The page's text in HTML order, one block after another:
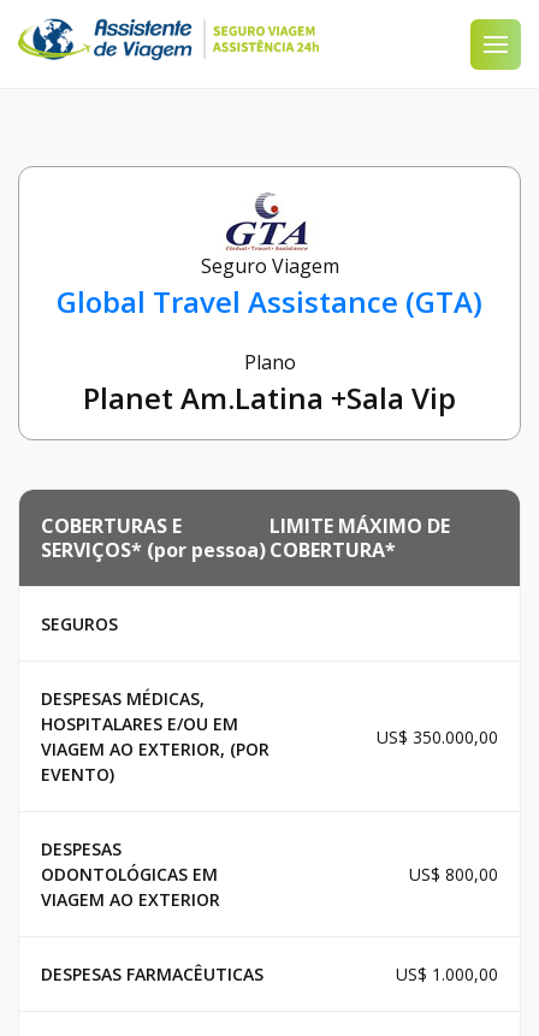
Seguro Viagem
Global Travel Assistance (GTA)
Plano
Planet Am.Latina +Sala Vip
COBERTURAS E
SERVIÇOS* (por pessoa)
LIMITE MÁXIMO DE
COBERTURA*
SEGUROS
DESPESAS MÉDICAS,
HOSPITALARES E/OU EM
VIAGEM AO EXTERIOR, (POR
EVENTO)
US$ 350.000,00
DESPESAS
ODONTOLÓGICAS EM
VIAGEM AO EXTERIOR
US$ 800,00
DESPESAS FARMACÊUTICAS US$ 1.000,00